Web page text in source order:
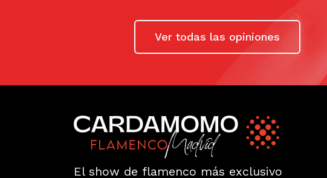
Ver todas las opiniones
El show de flamenco más exclusivo